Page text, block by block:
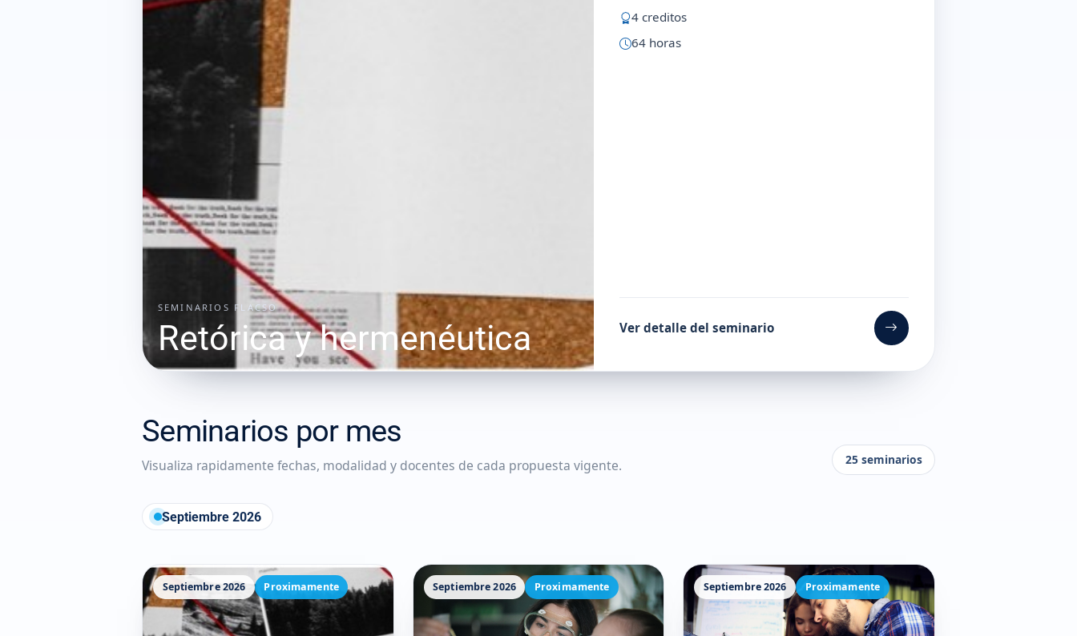
SEMINARIOS FLACSO
Retórica y hermenéutica
4 creditos
64 horas
Ver detalle del seminario
Seminarios por mes
Visualiza rapidamente fechas, modalidad y docentes de cada propuesta vigente. 25 seminarios
Septiembre 2026
Septiembre 2026 Proximamente Septiembre 2026 Proximamente Septiembre 2026 Proximamente